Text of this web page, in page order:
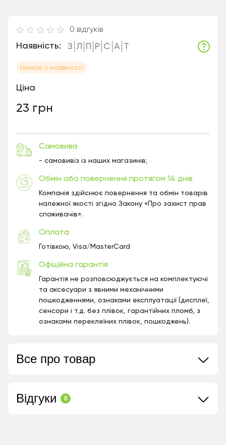
0 відгуків
Немає у наявності
Наявність: З Л П Р С А Т
Ціна
23 грн
Самовивіз
- самовивіз із наших магазинів;
Обмін або повернення протягом 14 днів
Компанія здійснює повернення та обмін товарів
належної якості згідно Закону «Про захист прав
споживачів».
Оплата
Готівкою, Visa/MasterCard
Офіційна гарантія
Гарантія не розповсюджується на комплектуючі
та аксесуари з явними механічними
пошкодженнями, ознаками експлуатації (дисплеї,
сенсори і т.д. без плівок, гарантійних пломб, з
ознаками переклеїних плівок, пошкоджень).
Все про товар
Відгуки 0